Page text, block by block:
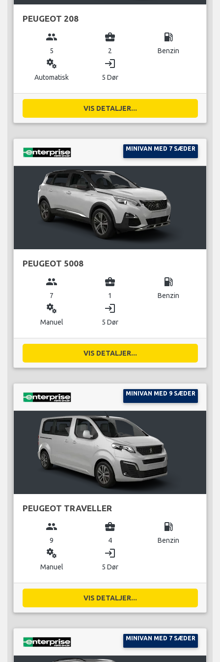
PEUGEOT 208
group
5
business_center
2
local_gas_station
Benzin
miscellaneous_services
Automatisk
login
5 Dør
VIS DETALJER...
MINIVAN MED 7 SÆDER
PEUGEOT 5008
group
7
business_center
1
local_gas_station
Benzin
miscellaneous_services
Manuel
login
5 Dør
VIS DETALJER...
MINIVAN MED 9 SÆDER
PEUGEOT TRAVELLER
group
9
business_center
4
local_gas_station
Benzin
miscellaneous_services
Manuel
login
5 Dør
VIS DETALJER...
MINIVAN MED 7 SÆDER